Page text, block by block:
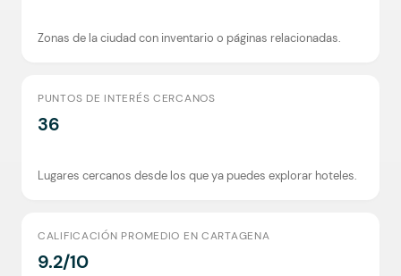
Zonas de la ciudad con inventario o páginas relacionadas.
PUNTOS DE INTERÉS CERCANOS
36
Lugares cercanos desde los que ya puedes explorar hoteles.
CALIFICACIÓN PROMEDIO EN CARTAGENA
9.2/10